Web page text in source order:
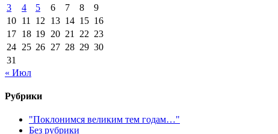
3
4 5 6 7 8
9
10 11 12 13 14 15 16
17 18 19 20 21 22 23
24 25 26 27 28 29 30
31
« Июл
Рубрики
"Поклонимся великим тем годам…"
Без рубрики